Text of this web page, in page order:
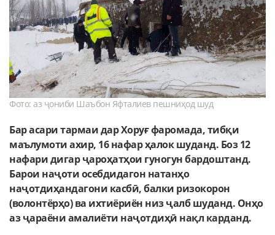
Фото: аз ҷониби Шаъбон Яфталиев пешниҳод шуд
Бар асари тармаи дар Хоруғ фаромада, тибқи
маълумоти ахир, 16 нафар ҳалок шуданд. Боз 12
нафари дигар ҷароҳатҳои гуногун бардоштанд.
Барои наҷоти осебдидагон натанҳо
наҷотдиҳандагони касбӣ, балки ризокорон
(волонтёрҳо) ва ихтиёриён низ ҷалб шуданд. Онҳо
аз ҷараёни амалиёти наҷотдиҳӣ нақл карданд.